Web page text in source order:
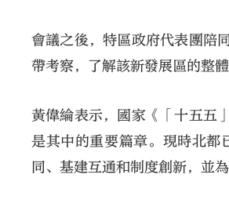
會議之後，特區政府代表團陪
帶考察，了解該新發展區的整
黃偉綸表示，國家《「十五五
是其中的重要篇章。現時北都
同、基建互通和制度創新，並